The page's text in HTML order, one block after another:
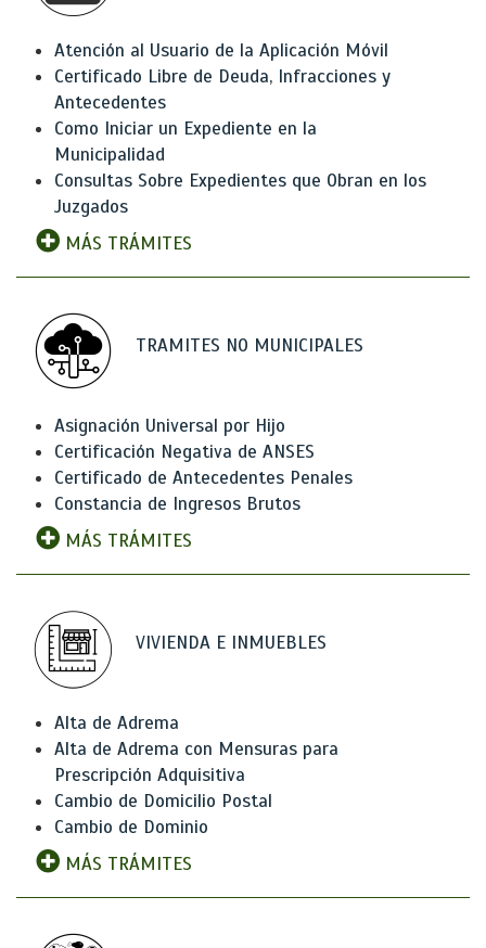
Atención al Usuario de la Aplicación Móvil
Certificado Libre de Deuda, Infracciones y
Antecedentes
Como Iniciar un Expediente en la
Municipalidad
Consultas Sobre Expedientes que Obran en los
Juzgados
MÁS TRÁMITES
TRAMITES NO MUNICIPALES
Asignación Universal por Hijo
Certificación Negativa de ANSES
Certificado de Antecedentes Penales
Constancia de Ingresos Brutos
MÁS TRÁMITES
VIVIENDA E INMUEBLES
Alta de Adrema
Alta de Adrema con Mensuras para
Prescripción Adquisitiva
Cambio de Domicilio Postal
Cambio de Dominio
MÁS TRÁMITES